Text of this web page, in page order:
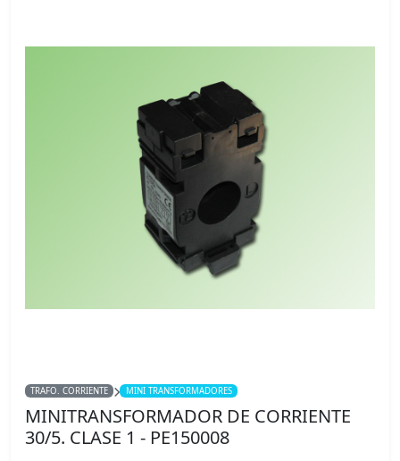
TRAFO. CORRIENTE MINI TRANSFORMADORES
MINITRANSFORMADOR DE CORRIENTE
30/5. CLASE 1 - PE150008